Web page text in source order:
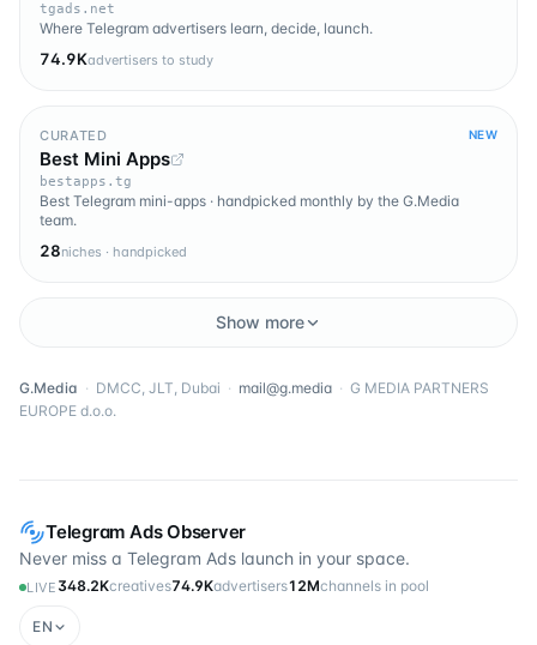
Telegram Ads Observer
Never miss a Telegram Ads launch in your space.
LIVE 348.2Kcreatives74.9Kadvertisers12Mchannels in pool
EN
tgads.net
Where Telegram advertisers learn, decide, launch.
74.9Kadvertisers to study
CURATED NEW
Best Mini Apps
bestapps.tg
Best Telegram mini-apps · handpicked monthly by the G.Media
team.
28niches · handpicked
Show more
G.Media · DMCC, JLT, Dubai · mail@g.media · G MEDIA PARTNERS
EUROPE d.o.o.